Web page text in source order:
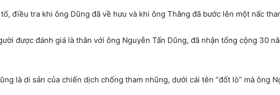
điều tra khi ông Dũng đã về hưu và khi ông Thăng đã bước lên một nấc
được đánh giá là thân với ông Nguyễn Tấn Dũng, đã nhận tổng cộng 30
là di sản của chiến dịch chống tham nhũng, dưới cái tên “đốt lò” mà ông